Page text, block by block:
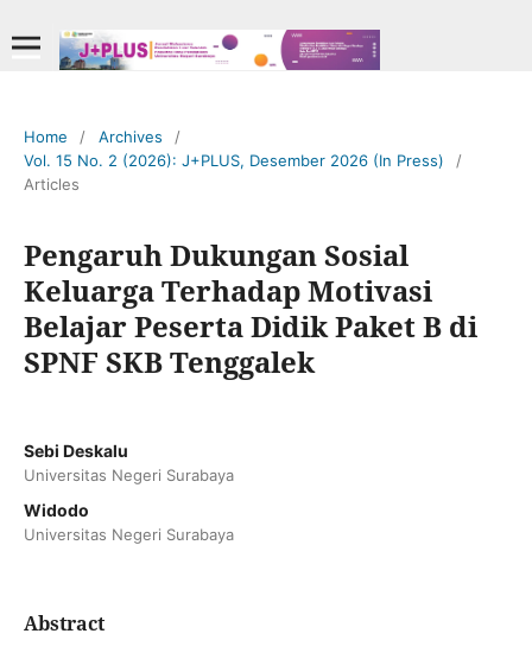
Home / Archives
/
Vol. 15 No. 2 (2026): J+PLUS, Desember 2026 (In Press)
/
Articles
Pengaruh Dukungan Sosial
Keluarga Terhadap Motivasi
Belajar Peserta Didik Paket B di
SPNF SKB Tenggalek
Sebi Deskalu
Universitas Negeri Surabaya
Widodo
Universitas Negeri Surabaya
Abstract